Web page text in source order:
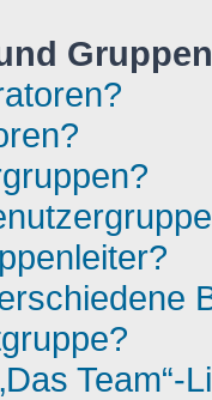
Gruppen
Team“-